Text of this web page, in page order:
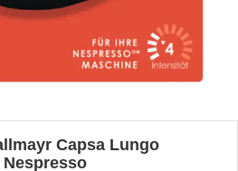
Capsa Lungo
Nespresso